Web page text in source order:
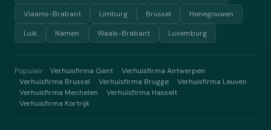
Vlaams-Brabant
Limburg Brussel
Henegouwen
Luik
Namen Waals-Brabant Luxemburg
Populair: Verhuisfirma Gent Verhuisfirma Antwerpen
Verhuisfirma Brussel Verhuisfirma Brugge Verhuisfirma Leuven
Verhuisfirma Mechelen Verhuisfirma Hasselt
Verhuisfirma Kortrijk